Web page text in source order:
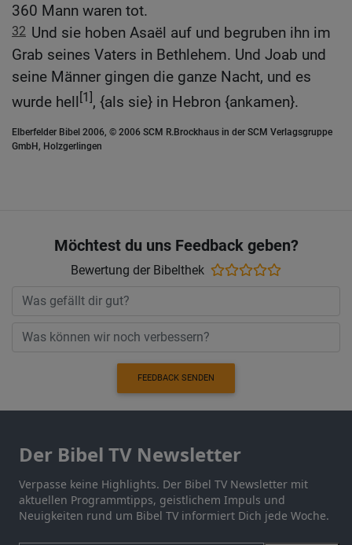
360 Mann waren tot.
32 Und sie hoben Asaël auf und begruben ihn im
Grab seines Vaters in Bethlehem. Und Joab und
seine Männer gingen die ganze Nacht, und es
wurde hell [1], {als sie} in Hebron {ankamen}.
Elberfelder Bibel 2006, © 2006 SCM R.Brockhaus in der SCM Verlagsgruppe
GmbH, Holzgerlingen
Möchtest du uns Feedback geben?
Bewertung der Bibelthek
FEEDBACK SENDEN
Der Bibel TV Newsletter
Verpasse keine Highlights. Der Bibel TV Newsletter mit
aktuellen Programmtipps, geistlichem Impuls und
Neuigkeiten rund um Bibel TV informiert Dich jede Woche.